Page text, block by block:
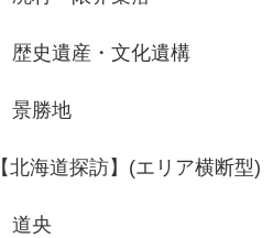
歴史遺産・文化遺構
景勝地
【北海道探訪】(エリア横断型)
道央